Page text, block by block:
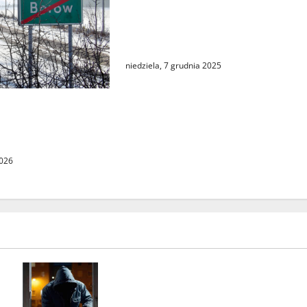
niedziela, 7 grudnia 2025